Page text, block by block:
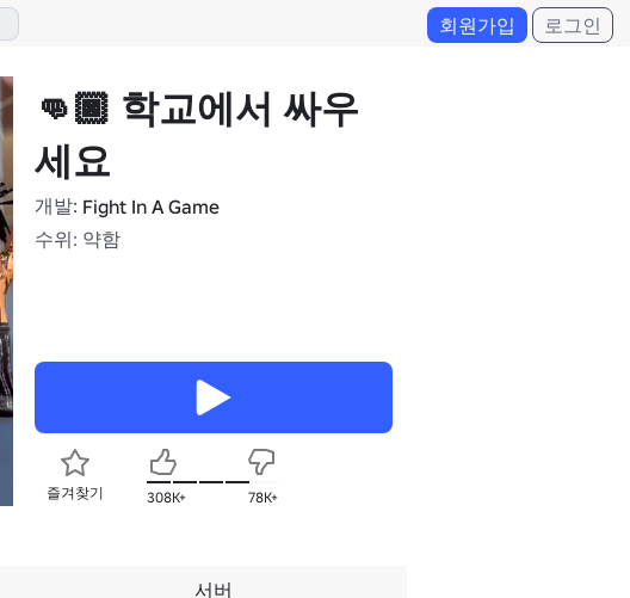
회원가입 로그인
👊🏿 학교에서 싸우
세요
개발: Fight In A Game
수위: 약함
즐겨찾기 308K+ 78K+
서버